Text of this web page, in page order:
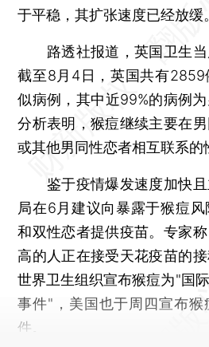
于平稳，其扩张速度已经放缓。
路透社报道，英国卫生当
截至8月4日，英国共有2859
似病例，其中近99%的病例
分析表明，猴痘继续主要在
或其他男同性恋者相互联系的
鉴于疫情爆发速度加快且
局在6月建议向暴露于猴痘
和双性恋者提供疫苗。专家
高的人正在接受天花疫苗的
世界卫生组织宣布猴痘为"国
事件"，美国也于周四宣布
件。